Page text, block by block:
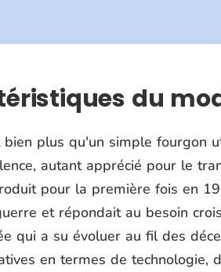
du
bien plus qu'un simple fourgon
autant apprécié pour le
pour la première fois en
et répondait au besoin
qui a su évoluer au fil des
en termes de technologie,